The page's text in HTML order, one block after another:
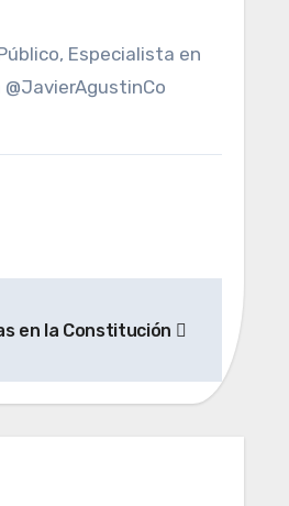
Especialista en
en la Constitución